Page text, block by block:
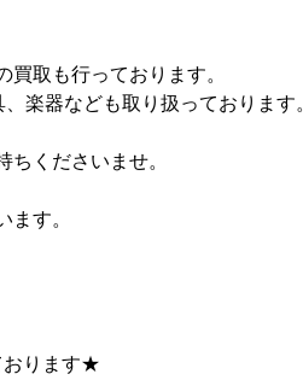
取も行っております。
楽器なども取り扱っております。
くださいませ。
す。
おります★